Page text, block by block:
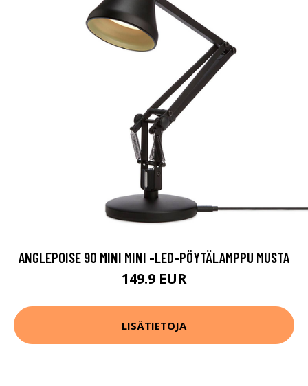
ANGLEPOISE 90 MINI MINI -LED-PÖYTÄLAMPPU MUSTA
149.9 EUR
LISÄTIETOJA